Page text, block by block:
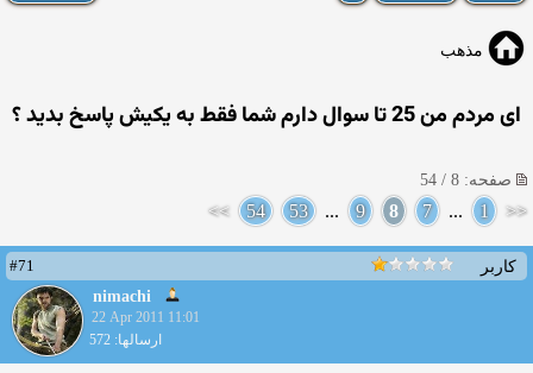
مذهب
ای مردم من 25 تا سوال دارم شما فقط به یکیش پاسخ بدید ؟
صفحه: 8 / 54
<<
1
...
7
8
9
...
53
54
>>
کاربر
#71
nimachi
22 Apr 2011 11:01
ارسالها: 572